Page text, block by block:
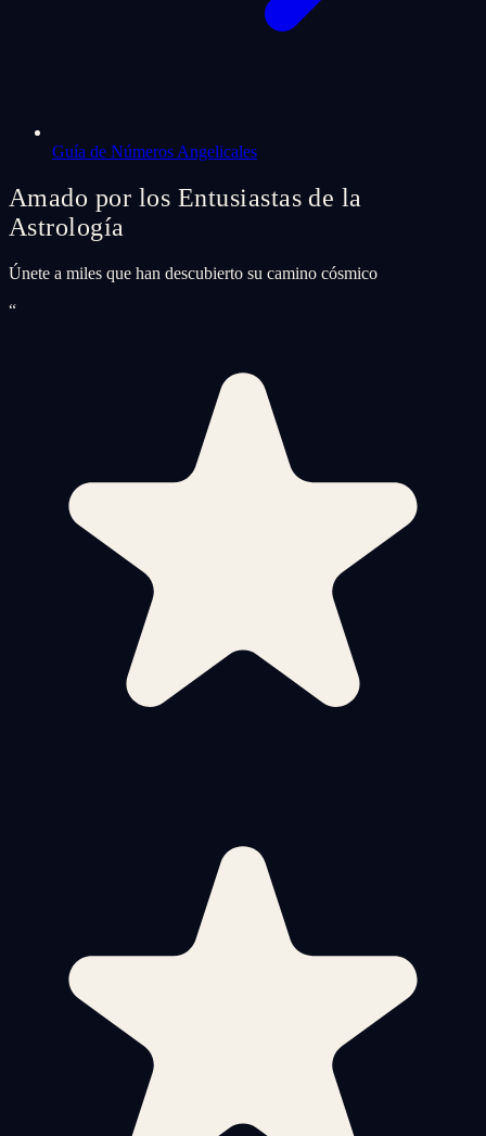
Guía de Números Angelicales
Amado por los Entusiastas de la
Astrología
Únete a miles que han descubierto su camino cósmico
“